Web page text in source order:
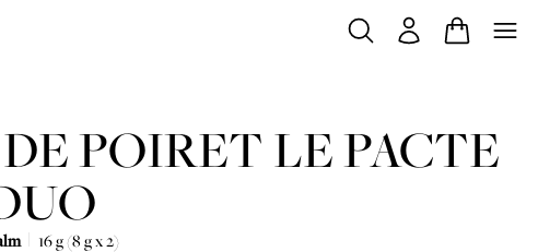
POIRET LE PACTE
16 g (8 g x 2)